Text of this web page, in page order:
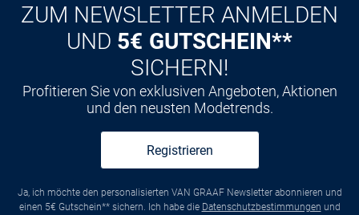
ZUM NEWSLETTER ANMELDEN
UND 5€ GUTSCHEIN**
SICHERN!
Profitieren Sie von exklusiven Angeboten, Aktionen
und den neusten Modetrends.
Registrieren
Ja, ich möchte den personalisierten VAN GRAAF Newsletter abonnieren und
einen 5€ Gutschein** sichern. Ich habe die Datenschutzbestimmungen und